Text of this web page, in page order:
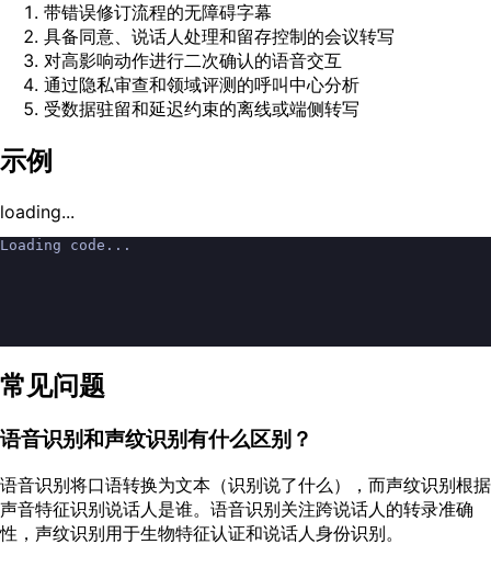
带错误修订流程的无障碍字幕
具备同意、说话人处理和留存控制的会议转写
对高影响动作进行二次确认的语音交互
通过隐私审查和领域评测的呼叫中心分析
受数据驻留和延迟约束的离线或端侧转写
示例
loading...
Loading code...
常见问题
语音识别和声纹识别有什么区别？
语音识别将口语转换为文本（识别说了什么），而声纹识别根据
声音特征识别说话人是谁。语音识别关注跨说话人的转录准确
性，声纹识别用于生物特征认证和说话人身份识别。